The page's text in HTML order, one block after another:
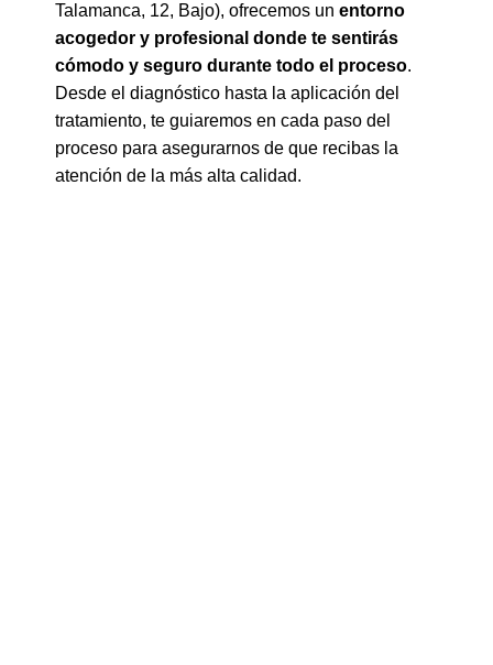
Talamanca, 12, Bajo), ofrecemos un entorno
acogedor y profesional donde te sentirás
cómodo y seguro durante todo el proceso.
Desde el diagnóstico hasta la aplicación del
tratamiento, te guiaremos en cada paso del
proceso para asegurarnos de que recibas la
atención de la más alta calidad.